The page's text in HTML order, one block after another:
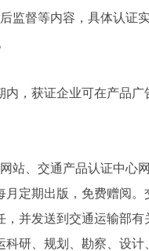
监督等内容，具体认证
，获证企业可在产品
站、交通产品认证中心
月定期出版，免费赠阅
并发送到交通运输部
研、规划、勘察、设计